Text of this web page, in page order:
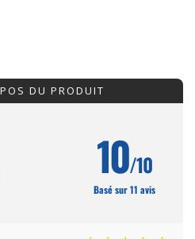
DU PRODUIT
10/10
Basé sur 11 avis